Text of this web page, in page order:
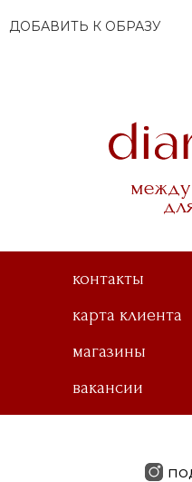
ДОБАВИТЬ К ОБРАЗУ
контакты
карта клиента
магазины
вакансии